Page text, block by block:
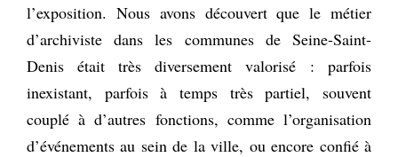
l’exposition. Nous avons découvert que le métier
d’archiviste dans les communes de Seine-Saint-
Denis était très diversement valorisé : parfois
inexistant, parfois à temps très partiel, souvent
couplé à d’autres fonctions, comme l’organisation
d’événements au sein de la ville, ou encore confié à